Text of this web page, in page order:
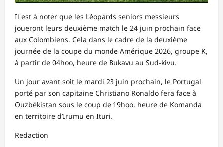
Il est à noter que les Léopards seniors messieurs
joueront leurs deuxième match le 24 juin prochain face
aux Colombiens. Cela dans le cadre de la deuxième
journée de la coupe du monde Amérique 2026, groupe K,
à partir de 04hoo, heure de Bukavu au Sud-kivu.
Un jour avant soit le mardi 23 juin prochain, le Portugal
porté par son capitaine Christiano Ronaldo fera face à
Ouzbékistan sous le coup de 19hoo, heure de Komanda
en territoire d’Irumu en Ituri.
Redaction